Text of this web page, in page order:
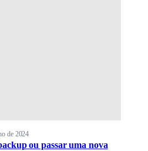
de 2024
ou passar uma nova